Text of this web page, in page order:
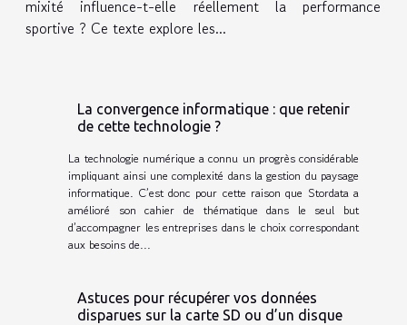
mixité influence-t-elle réellement la performance
sportive ? Ce texte explore les...
La convergence informatique : que retenir
de cette technologie ?
La technologie numérique a connu un progrès considérable
impliquant ainsi une complexité dans la gestion du paysage
informatique. C’est donc pour cette raison que Stordata a
amélioré son cahier de thématique dans le seul but
d’accompagner les entreprises dans le choix correspondant
aux besoins de...
Astuces pour récupérer vos données
disparues sur la carte SD ou d’un disque